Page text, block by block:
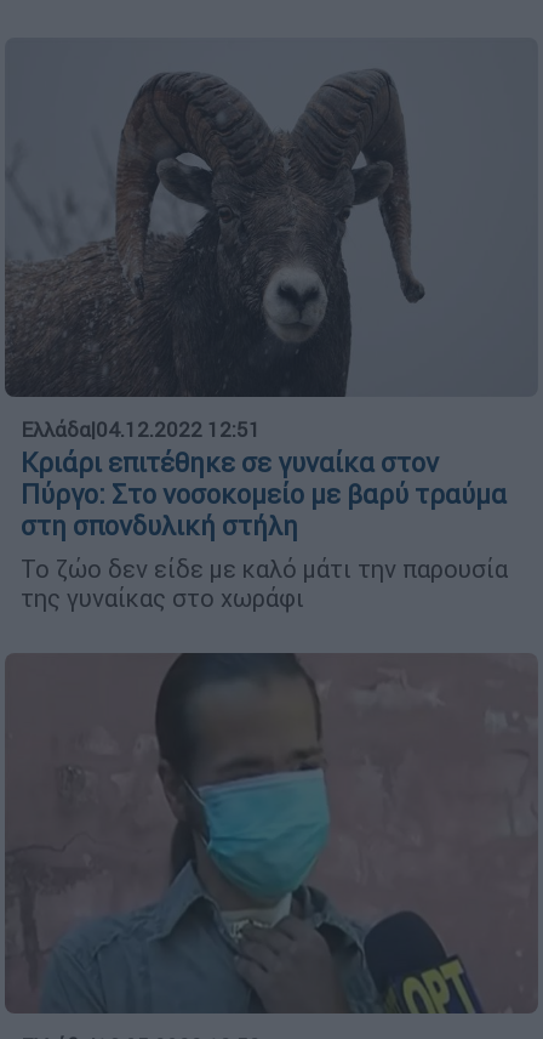
Ελλάδα|04.12.2022 12:51
Κριάρι επιτέθηκε σε γυναίκα στον
Πύργο: Στο νοσοκομείο με βαρύ τραύμα
στη σπονδυλική στήλη
Το ζώο δεν είδε με καλό μάτι την παρουσία
της γυναίκας στο χωράφι